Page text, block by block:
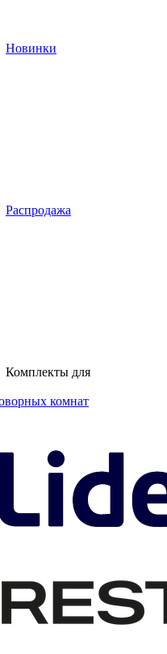
Новинки
Распродажа
Комплекты для
комнат